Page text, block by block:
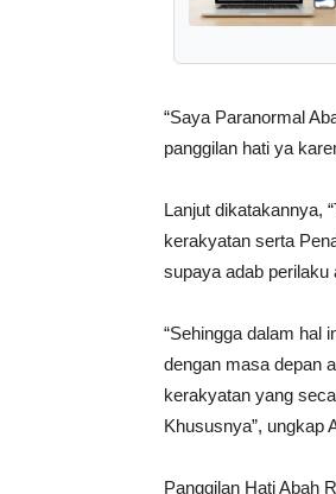
“Saya Paranormal
panggilan hati ya
Lanjut dikatakannya,
kerakyatan serta
supaya adab perilaku
“Sehingga dalam hal
dengan masa depan
kerakyatan yang
Khususnya”, ungkap
Panggilan Hati Abah